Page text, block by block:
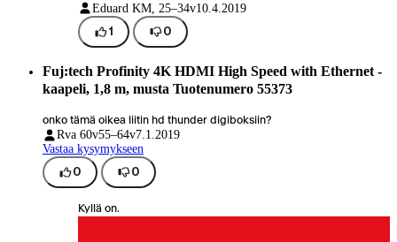
Eduard KM, 25–34v10.4.2019
1 0
Fuj:tech Profinity 4K HDMI High Speed with Ethernet -
kaapeli, 1,8 m, musta Tuotenumero 55373
onko tämä oikea liitin hd thunder digiboksiin?
Rva 60v55–64v7.1.2019
Vastaa kysymykseen
0 0
Kyllä on.